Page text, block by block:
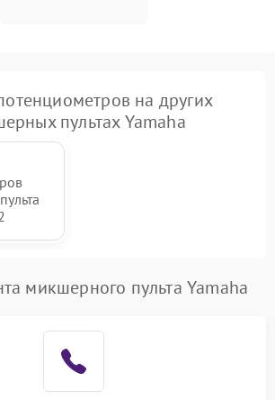
1000 ₽ Подробнее →
защиты
1000 ₽ Подробнее →
на других
пультах Yamaha
микшерного пульта Yamaha